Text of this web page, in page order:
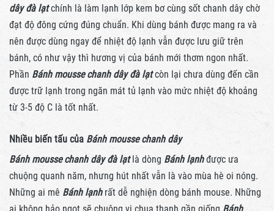
dây đà lạtchính là làm lạnh lớp kem bơ cùng sốt chanh dây chờ
đạt độ đông cứng đúng chuẩn. Khi dùng bánh được mang ra và
nên được dùng ngay để nhiệt độ lạnh vẫn được lưu giữ trên
bánh, có như vậy thì hương vị của bánh mới thơm ngon nhất.
Phần Bánh mousse chanh dây đà lạtcòn lại chưa dùng đến cần
được trữ lạnh trong ngăn mát tủ lạnh vào mức nhiệt độ khoảng
từ 3-5 độ C là tốt nhất.
Nhiều biến tấu của Bánh mousse chanh dây
Bánh mousse chanh dây đà lạtlà dòng Bánh lạnhđược ưa
chuộng quanh năm, nhưng hút nhất vẫn là vào mùa hè oi nóng.
Những ai mê Bánh lạnhrất dễ nghiện dòng bánh mouse. Những